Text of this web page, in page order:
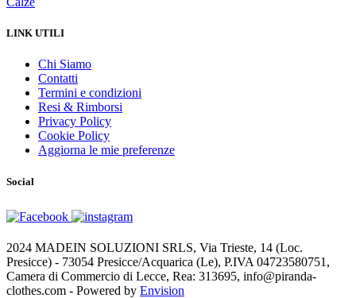
LINK UTILI
Chi Siamo
Contatti
Termini e condizioni
Resi & Rimborsi
Privacy Policy
Cookie Policy
Aggiorna le mie preferenze
Social
2024 MADEIN SOLUZIONI SRLS, Via Trieste, 14 (Loc.
Presicce) - 73054 Presicce/Acquarica (Le), P.IVA 04723580751,
Camera di Commercio di Lecce, Rea: 313695, info@piranda-
clothes.com - Powered by Envision